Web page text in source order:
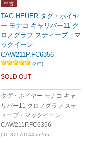
中古
TAG HEUER タグ・ホイヤ
ー モナコ キャリバー11 ク
ロノグラフ スティーブ・マ
ックイーン
CAW211P.FC6356
(2件)
SOLD OUT
タグ・ホイヤー モナコ キャ
リバー11 クロノグラフ ステ
ィーブ・マックイーン
CAW211P.FC6356
[ID: 3717014455265]